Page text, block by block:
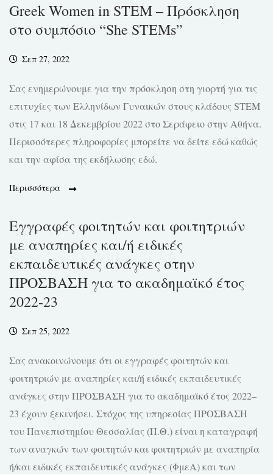
Greek Women in STEM – Πρόσκληση
στο συμπόσιο “She STEMs”
Σεπ 27, 2022
Σας ενημερώνουμε για την πρόσκληση στη γιορτή για τις
επιτυχίες των Ελληνίδων Γυναικών στους κλάδους STEM
στις 17 και 18 Δεκεμβρίου 2022 στο Σεράφειο στην Αθήνα.
Περισσότερες πληροφορίες μπορείτε να δείτε εδώ καθώς
και την αφίσα της εκδήλωσης εδώ.
Περισσότερα
Εγγραφές φοιτητών και φοιτητριών
με αναπηρίες και/ή ειδικές
εκπαιδευτικές ανάγκες στην
ΠΡΟΣΒΑΣΗ για το ακαδημαϊκό έτος
2022-23
Σεπ 25, 2022
Σας ανακοινώνουμε ότι οι εγγραφές φοιτητών και
φοιτητριών με αναπηρίες και/ή ειδικές εκπαιδευτικές
ανάγκες στην ΠΡΟΣΒΑΣΗ για το ακαδημαϊκό έτος 2022–
23 έχουν ξεκινήσει. Στόχος της υπηρεσίας ΠΡΟΣΒΑΣΗ
του Πανεπιστημίου Θεσσαλίας (Π.Θ.) είναι η καταγραφή
των αναγκών των φοιτητών και φοιτητριών με αναπηρία
ή/και ειδικές εκπαιδευτικές ανάγκες (ΦμεΑ) και των